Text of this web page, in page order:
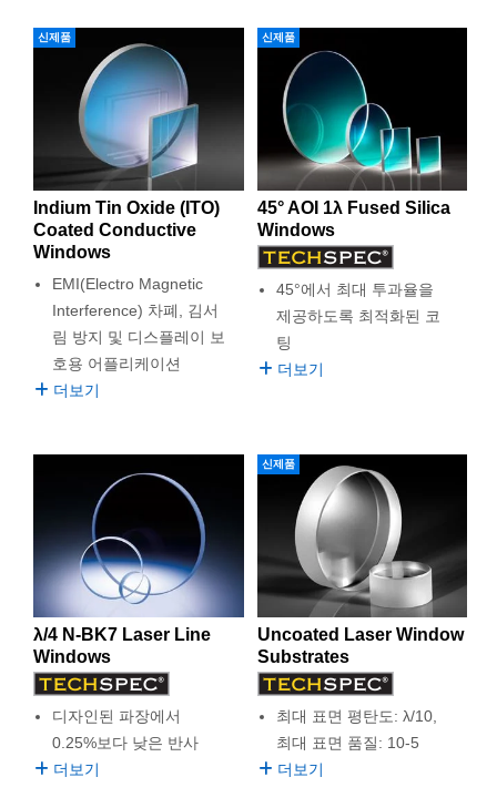
신제품
Indium Tin Oxide (ITO)
Coated Conductive
Windows
EMI(Electro Magnetic
Interference) 차폐, 김서
림 방지 및 디스플레이 보
호용 어플리케이션
더보기
신제품
45° AOI 1λ Fused Silica
Windows
45°에서 최대 투과율을
제공하도록 최적화된 코
팅
더보기
λ/4 N-BK7 Laser Line
Windows
디자인된 파장에서
0.25%보다 낮은 반사
더보기
신제품
Uncoated Laser Window
Substrates
최대 표면 평탄도: λ/10,
최대 표면 품질: 10-5
더보기